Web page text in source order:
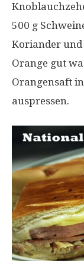
500 g
Koriander
Orange gut
Orangensaft
auspressen.